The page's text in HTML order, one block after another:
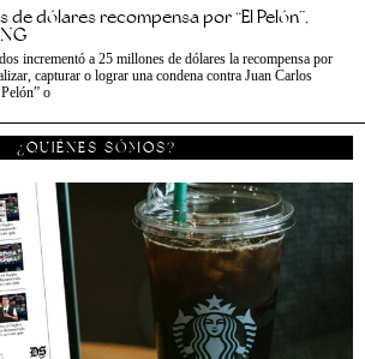
de dólares recompensa por “El Pelón”,
incrementó a 25 millones de dólares la recompensa por
capturar o lograr una condena contra Juan Carlos
o
¿QUIÉNES SÓMOS?